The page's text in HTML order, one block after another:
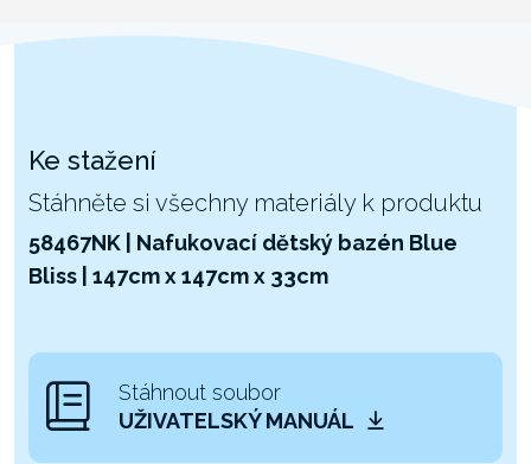
Ke stažení
Stáhněte si všechny materiály k produktu
58467NK | Nafukovací dětský bazén Blue
Bliss | 147cm x 147cm x 33cm
Stáhnout soubor
UŽIVATELSKÝ MANUÁL